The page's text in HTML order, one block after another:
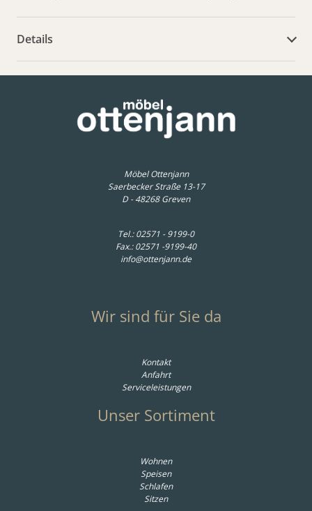
Details
Möbel Ottenjann
Saerbecker Straße 13-17
D - 48268 Greven
Tel.:02571 - 9199-0
Fax.: 02571 -9199-40
info@ottenjann.de
Wir sind für Sie da
Kontakt
Anfahrt
Serviceleistungen
Unser Sortiment
Wohnen
Speisen
Schlafen
Sitzen